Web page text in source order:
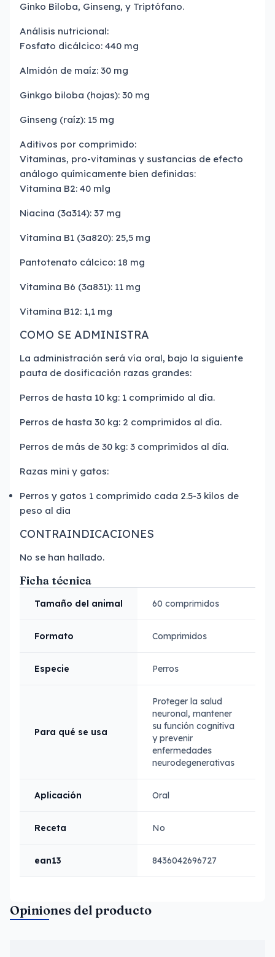
Ginko Biloba, Ginseng, y Triptófano.
Análisis nutricional:
Fosfato dicálcico: 440 mg
Almidón de maíz: 30 mg
Ginkgo biloba (hojas): 30 mg
Ginseng (raíz): 15 mg
Aditivos por comprimido:
Vitaminas, pro-vitaminas y sustancias de efecto
análogo químicamente bien definidas:
Vitamina B2: 40 mlg
Niacina (3a314): 37 mg
Vitamina B1 (3a820): 25,5 mg
Pantotenato cálcico: 18 mg
Vitamina B6 (3a831): 11 mg
Vitamina B12: 1,1 mg
COMO SE ADMINISTRA
La administración será vía oral, bajo la siguiente
pauta de dosificación razas grandes:
Perros de hasta 10 kg: 1 comprimido al día.
Perros de hasta 30 kg: 2 comprimidos al día.
Perros de más de 30 kg: 3 comprimidos al día.
Razas mini y gatos:
Perros y gatos 1 comprimido cada 2.5-3 kilos de
peso al dia
CONTRAINDICACIONES
No se han hallado.
Ficha técnica
Tamaño del animal 60 comprimidos
Formato Comprimidos
Especie Perros
Para qué se usa
Proteger la salud
neuronal, mantener
su función cognitiva
y prevenir
enfermedades
neurodegenerativas
Aplicación Oral
Receta No
ean13 8436042696727
Opiniones del producto